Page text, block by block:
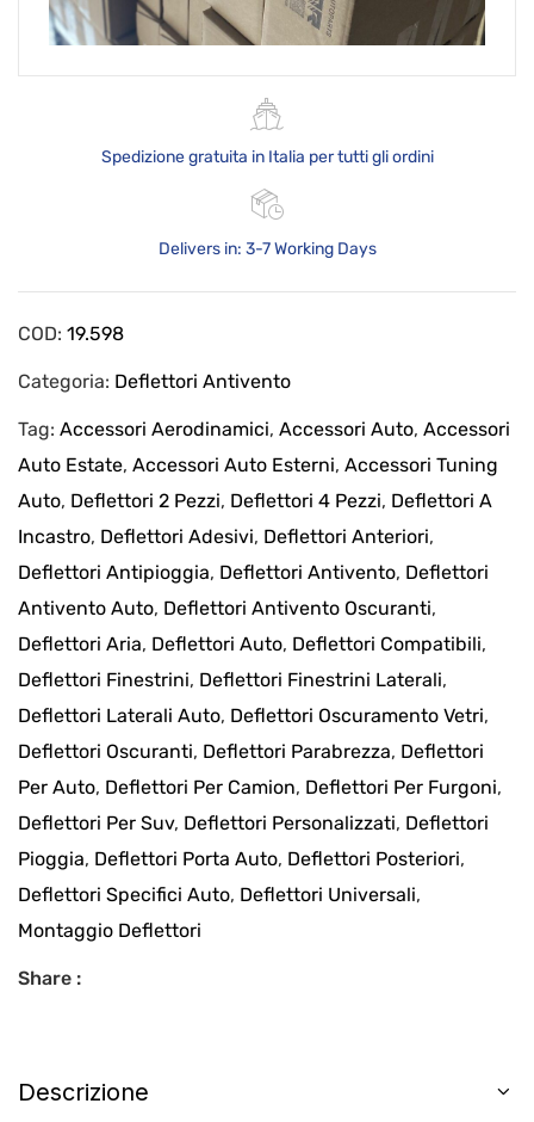
Spedizione gratuita in Italia per tutti gli ordini
Delivers in: 3-7 Working Days
COD: 19.598
Categoria: Deflettori Antivento
Tag: Accessori Aerodinamici, Accessori Auto, Accessori
Auto Estate, Accessori Auto Esterni, Accessori Tuning
Auto, Deflettori 2 Pezzi, Deflettori 4 Pezzi, Deflettori A
Incastro, Deflettori Adesivi, Deflettori Anteriori,
Deflettori Antipioggia, Deflettori Antivento, Deflettori
Antivento Auto, Deflettori Antivento Oscuranti,
Deflettori Aria, Deflettori Auto, Deflettori Compatibili,
Deflettori Finestrini, Deflettori Finestrini Laterali,
Deflettori Laterali Auto, Deflettori Oscuramento Vetri,
Deflettori Oscuranti, Deflettori Parabrezza, Deflettori
Per Auto, Deflettori Per Camion, Deflettori Per Furgoni,
Deflettori Per Suv, Deflettori Personalizzati, Deflettori
Pioggia, Deflettori Porta Auto, Deflettori Posteriori,
Deflettori Specifici Auto, Deflettori Universali,
Montaggio Deflettori
Share :
Descrizione